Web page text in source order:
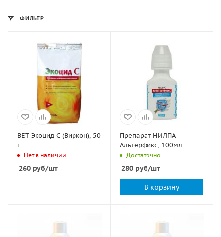
ФИЛЬТР
ВЕТ Экоцид С (Виркон), 50
г
Нет в наличии
260 руб/шт
Препарат НИЛПА
Альтерфикс, 100мл
Достаточно
280руб/шт
В корзину